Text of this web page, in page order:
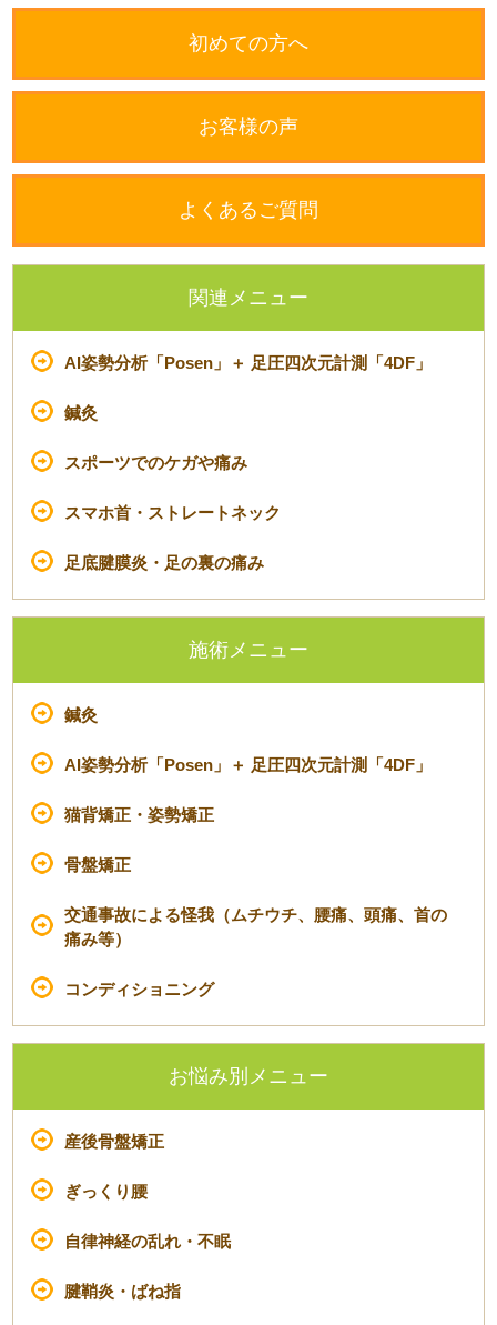
初めての方へ
お客様の声
よくあるご質問
関連メニュー
AI姿勢分析「Posen」＋ 足圧四次元計測「4DF」
鍼灸
スポーツでのケガや痛み
スマホ首・ストレートネック
足底腱膜炎・足の裏の痛み
施術メニュー
鍼灸
AI姿勢分析「Posen」＋ 足圧四次元計測「4DF」
猫背矯正・姿勢矯正
骨盤矯正
交通事故による怪我（ムチウチ、腰痛、頭痛、首の
痛み等）
コンディショニング
お悩み別メニュー
産後骨盤矯正
ぎっくり腰
自律神経の乱れ・不眠
腱鞘炎・ばね指